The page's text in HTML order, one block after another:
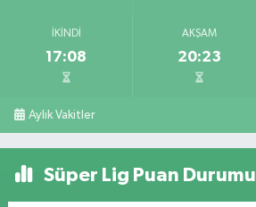
İKINDI
17:08
AKŞAM
20:23
Aylık Vakitler
Süper Lig Puan Durumu